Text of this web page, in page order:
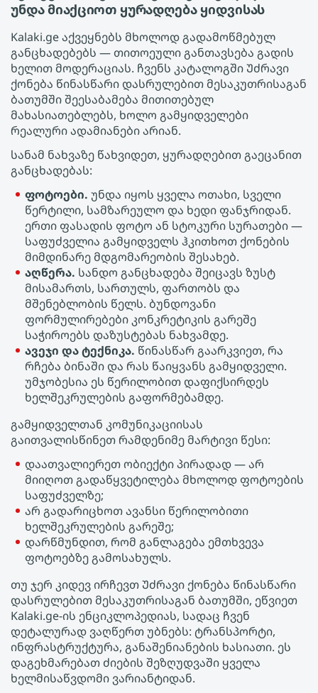
უნდა მიაქციოთ ყურადღება ყიდვისას
Kalaki.ge აქვეყნებს მხოლოდ გადამოწმებულ
განცხადებებს — თითოეული განთავსება გადის
ხელით მოდერაციას. ჩვენს კატალოგში Უძრავი
ქონება წინასწარი დასრულებით მესაკუთრისაგან
ბათუმში შეესაბამება მითითებულ
მახასიათებლებს, ხოლო გამყიდველები
რეალური ადამიანები არიან.
სანამ ნახვაზე წახვიდეთ, ყურადღებით გაეცანით
განცხადებას:
ფოტოები. უნდა იყოს ყველა ოთახი, სველი
წერტილი, სამზარეულო და ხედი ფანჯრიდან.
ერთი ფასადის ფოტო ან სტოკური სურათები —
საფუძველია გამყიდველს ჰკითხოთ ქონების
მიმდინარე მდგომარეობის შესახებ.
აღწერა. სანდო განცხადება შეიცავს ზუსტ
მისამართს, სართულს, ფართობს და
მშენებლობის წელს. ბუნდოვანი
ფორმულირებები კონკრეტიკის გარეშე
საჭიროებს დაზუსტებას ნახვამდე.
ავეჯი და ტექნიკა. წინასწარ გაარკვიეთ, რა
რჩება ბინაში და რას წაიყვანს გამყიდველი.
უმჯობესია ეს წერილობით დაფიქსირდეს
ხელშეკრულების გაფორმებამდე.
გამყიდველთან კომუნიკაციისას
გაითვალისწინეთ რამდენიმე მარტივი წესი:
დაათვალიერეთ ობიექტი პირადად — არ
მიიღოთ გადაწყვეტილება მხოლოდ ფოტოების
საფუძველზე;
არ გადარიცხოთ ავანსი წერილობითი
ხელშეკრულების გარეშე;
დარწმუნდით, რომ განლაგება ემთხვევა
ფოტოებზე გამოსახულს.
თუ ჯერ კიდევ ირჩევთ Უძრავი ქონება წინასწარი
დასრულებით მესაკუთრისაგან ბათუმში, ეწვიეთ
Kalaki.ge-ის ენციკლოპედიას, სადაც ჩვენ
დეტალურად ვაღწერთ უბნებს: ტრანსპორტი,
ინფრასტრუქტურა, განაშენიანების ხასიათი. ეს
დაგეხმარებათ ძიების შეზღუდვაში ყველა
ხელმისაწვდომი ვარიანტიდან.